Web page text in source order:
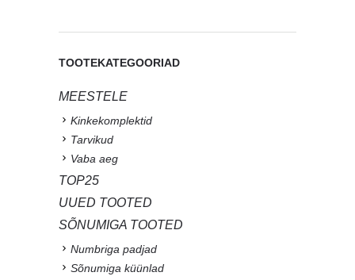
TOOTEKATEGOORIAD
MEESTELE
Kinkekomplektid
Tarvikud
Vaba aeg
TOP25
UUED TOOTED
SÕNUMIGA TOOTED
Numbriga padjad
Sõnumiga küünlad